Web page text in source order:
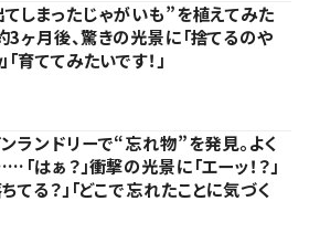
しまったじゃがいも”を植えてみた
月後、驚きの光景に「捨てるのや
「育ててみたいです！」
ンランドリーで“忘れ物”を発見。よく
「はぁ？」衝撃の光景に「エーッ！？」
てる？」「どこで忘れたことに気づく